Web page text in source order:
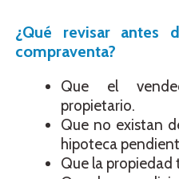
¿Qué revisar antes
compraventa?
Que el
propietario.
Que no existan
hipoteca
Que la propiedad